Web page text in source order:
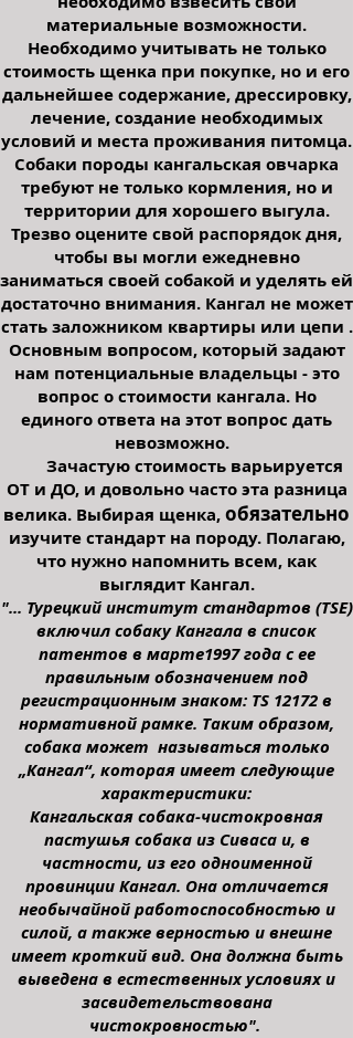
материальные возможности.
Необходимо учитывать не только
стоимость щенка при покупке, но и его
дальнейшее содержание, дрессировку,
лечение, создание необходимых
условий и места проживания питомца.
Собаки породы кангальская овчарка
требуют не только кормления, но и
территории для хорошего выгула.
Трезво оцените свой распорядок дня,
чтобы вы могли ежедневно
заниматься своей собакой и уделять ей
достаточно внимания. Кангал не может
стать заложником квартиры или цепи .
Основным вопросом, который задают
нам потенциальные владельцы - это
вопрос о стоимости кангала. Но
единого ответа на этот вопрос дать
невозможно.
Зачастую стоимость варьируется
ОТ и ДО, и довольно часто эта разница
велика. Выбирая щенка,обязательно
изучите стандарт на породу. Полагаю,
что нужно напомнить всем, как
выглядит Кангал.
"... Турецкий институт стандартов (TSE)
включил собаку Кангала в список
патентов в марте1997 года с ее
правильным обозначением под
регистрационным знаком: TS 12172 в
нормативной рамке. Таким образом,
собака может называться только
„Кангал“, которая имеет следующие
характеристики:
Кангальская собака-чистокровная
пастушья собака из Сиваса и, в
частности, из его одноименной
провинции Кангал. Она отличается
необычайной работоспособностью и
силой, а также верностью и внешне
имеет кроткий вид. Она должна быть
выведена в естественных условиях и
засвидетельствована
чистокровностью".